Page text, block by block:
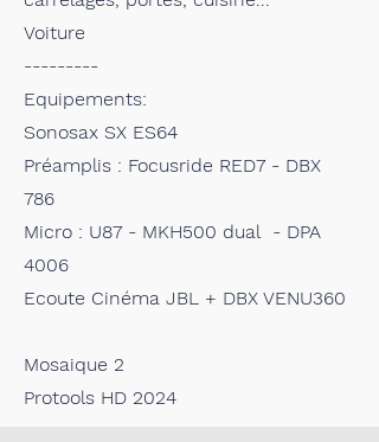
Voiture
---------
Equipements:
Sonosax SX ES64
Préamplis : Focusride RED7 - DBX
786
Micro : U87 - MKH500 dual - DPA
4006
Ecoute Cinéma JBL + DBX VENU360
Mosaique 2
Protools HD 2024